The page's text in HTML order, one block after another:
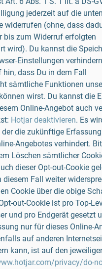
jederzeit auf die unten
widerrufen (ohne, dass
bis zum Widerruf erfolgten
wird). Du kannst die
Einstellungen
dass Du in dem Fall
sämtliche Funktionen
wirst. Du kannst die
Online-Angebot auch
Hotjar deaktivieren. Es
der die zukünftige
Angebotes verhindert.
Löschen sämtlicher
dieser Opt-out-Cookie
Fall weiter
Cookie über die obige
out-Cookie ist pro Top-
und pro Endgerät gesetzt
nur für dieses Online-
auf anderen
kann, ist auf den
privacy/do-